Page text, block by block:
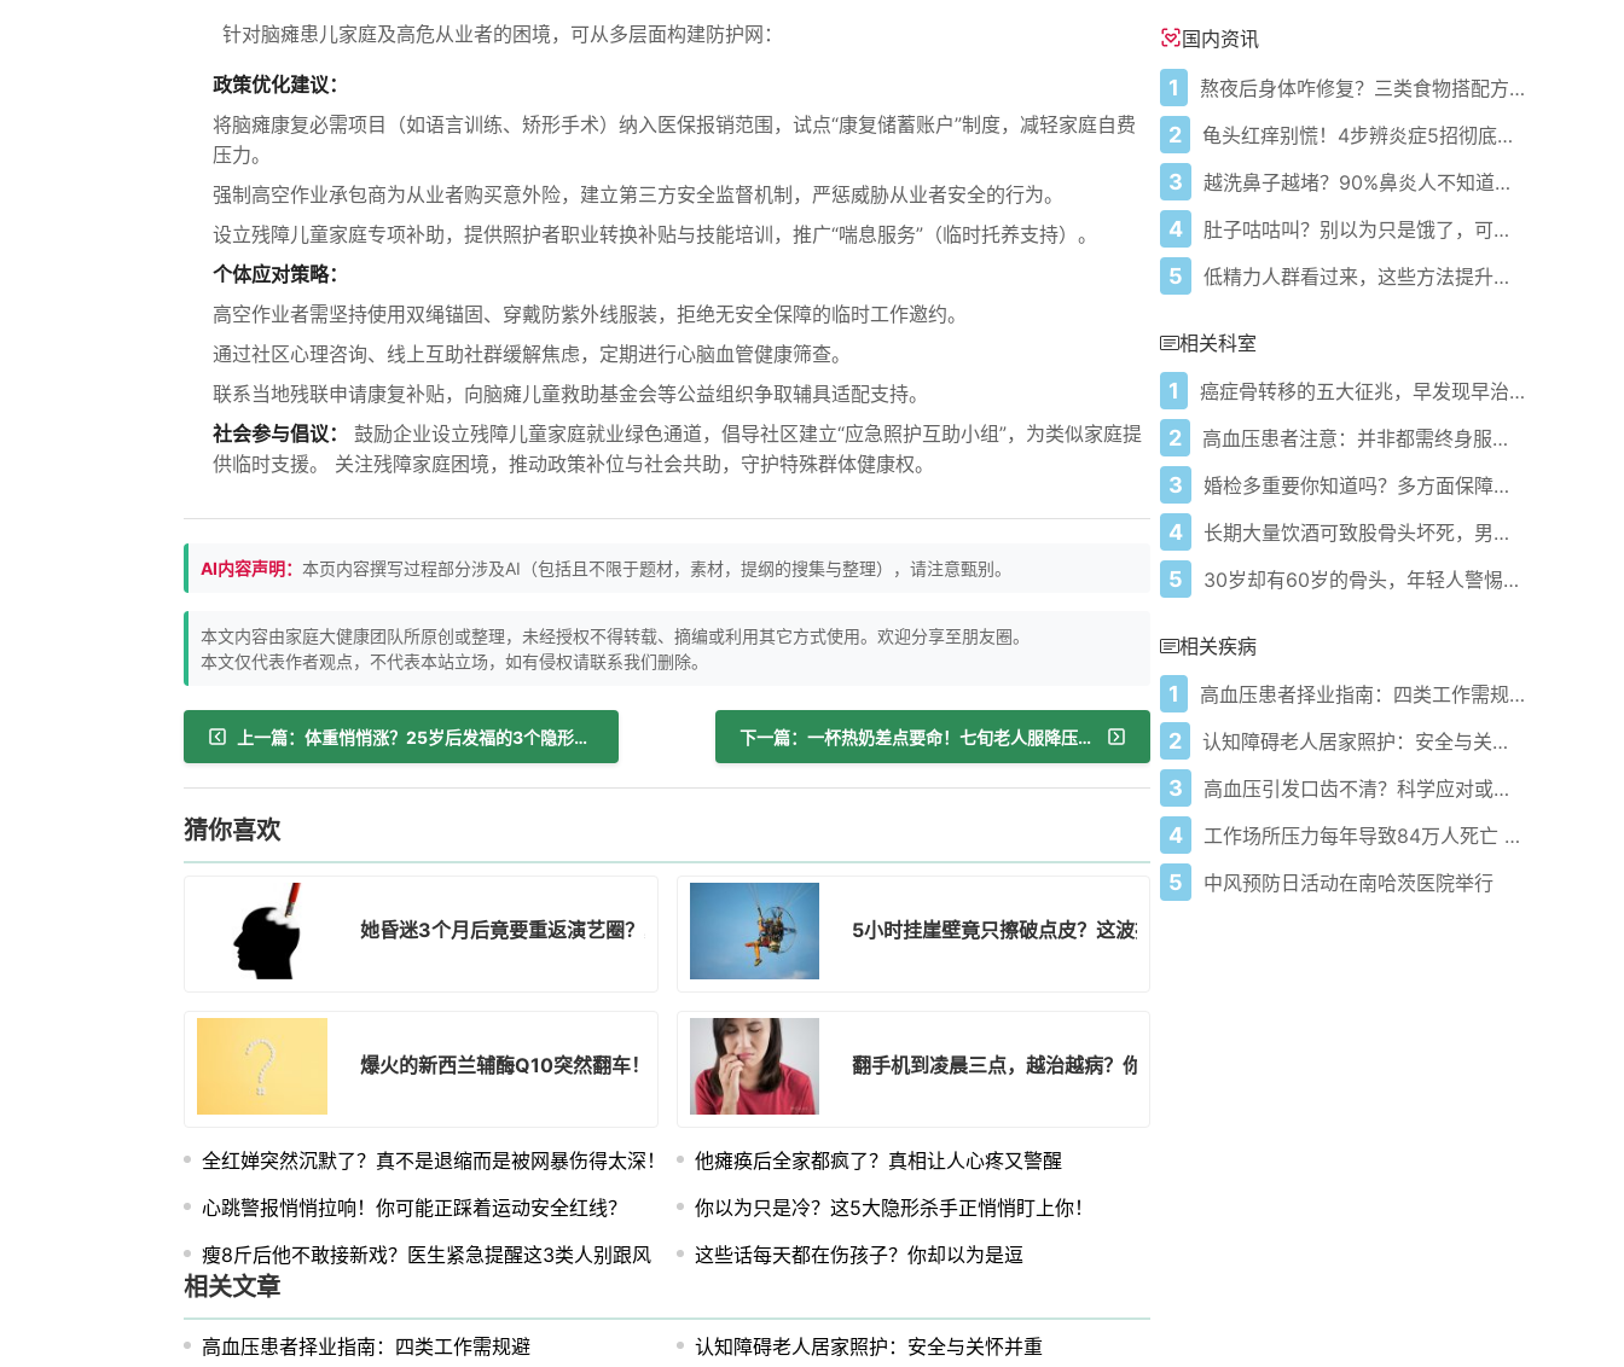
针对脑瘫患儿家庭及高危从业者的困境，可从多层面构建防护网：
政策优化建议：
将脑瘫康复必需项目（如语言训练、矫形手术）纳入医保报销范围，试点“康复储蓄账户”制度，减轻家庭自费
压力。
强制高空作业承包商为从业者购买意外险，建立第三方安全监督机制，严惩威胁从业者安全的行为。
设立残障儿童家庭专项补助，提供照护者职业转换补贴与技能培训，推广“喘息服务”（临时托养支持）。
个体应对策略：
高空作业者需坚持使用双绳锚固、穿戴防紫外线服装，拒绝无安全保障的临时工作邀约。
通过社区心理咨询、线上互助社群缓解焦虑，定期进行心脑血管健康筛查。
联系当地残联申请康复补贴，向脑瘫儿童救助基金会等公益组织争取辅具适配支持。
社会参与倡议：
鼓励企业设立残障儿童家庭就业绿色通道，倡导社区建立“应急照护互助小组”，为类似家庭提
供临时支援。 关注残障家庭困境，推动政策补位与社会共助，守护特殊群体健康权。
AI内容声明： 本页内容撰写过程部分涉及AI（包括且不限于题材，素材，提纲的搜集与整理），请注意甄别。
本文内容由家庭大健康团队所原创或整理，未经授权不得转载、摘编或利用其它方式使用。欢迎分享至朋友圈。
本文仅代表作者观点，不代表本站立场，如有侵权请联系我们删除。
上一篇：体重悄悄涨？25岁后发福的3个隐形推手你中了几个？ 下一篇：一杯热奶差点要命！七旬老人服降压药后喝它突发低血压危象医生紧急预警
猜你喜欢
她昏迷3个月后竟要重返演艺圈？真相让人震惊！ 5小时挂崖壁竟只擦破点皮？这波操作到底有多神
爆火的新西兰辅酶Q10突然翻车！10mgPQQ超标5倍谁在买单？翻手机到凌晨三点，越治越病？你踩过这坑吗
全红婵突然沉默了？真不是退缩而是被网暴伤得太深！
他瘫痪后全家都疯了？真相让人心疼又警醒
心跳警报悄悄拉响！你可能正踩着运动安全红线？
你以为只是冷？这5大隐形杀手正悄悄盯上你！
瘦8斤后他不敢接新戏？医生紧急提醒这3类人别跟风
这些话每天都在伤孩子？你却以为是逗
相关文章
高血压患者择业指南：四类工作需规避 认知障碍老人居家照护：安全与关怀并重
国内资讯
1 熬夜后身体咋修复？三类食物搭配方案快收藏！
2 龟头红痒别慌！4步辨炎症5招彻底防复发
3 越洗鼻子越堵？90%鼻炎人不知道的洗鼻真相
4 肚子咕咕叫？别以为只是饿了，可能是身体在求救！
5 低精力人群看过来，这些方法提升精力
相关科室
1 癌症骨转移的五大征兆，早发现早治疗
2 高血压患者注意：并非都需终身服药！
3 婚检多重要你知道吗？多方面保障婚姻健康
4 长期大量饮酒可致股骨头坏死，男子案例警示
5 30岁却有60岁的骨头，年轻人警惕骨质疏松
相关疾病
1 高血压患者择业指南：四类工作需规避
2 认知障碍老人居家照护：安全与关怀并重
3 高血压引发口齿不清？科学应对或可恢复
4 工作场所压力每年导致84万人死亡 国际劳工组织发布警示报告
5 中风预防日活动在南哈茨医院举行